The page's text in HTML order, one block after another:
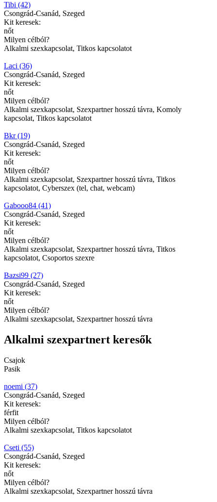
Tibi (42)
Csongrád-Csanád, Szeged
Kit keresek:
nőt
Milyen célból?
Alkalmi szexkapcsolat, Titkos kapcsolatot
Laci (36)
Csongrád-Csanád, Szeged
Kit keresek:
nőt
Milyen célból?
Alkalmi szexkapcsolat, Szexpartner hosszú távra, Komoly
kapcsolat, Titkos kapcsolatot
Bkr (19)
Csongrád-Csanád, Szeged
Kit keresek:
nőt
Milyen célból?
Alkalmi szexkapcsolat, Szexpartner hosszú távra, Titkos
kapcsolatot, Cyberszex (tel, chat, webcam)
Gabooo84 (41)
Csongrád-Csanád, Szeged
Kit keresek:
nőt
Milyen célból?
Alkalmi szexkapcsolat, Szexpartner hosszú távra, Titkos
kapcsolatot, Csoportos szexre
Bazsi99 (27)
Csongrád-Csanád, Szeged
Kit keresek:
nőt
Milyen célból?
Alkalmi szexkapcsolat, Szexpartner hosszú távra
Alkalmi szexpartnert keresők
Csajok
Pasik
noemi (37)
Csongrád-Csanád, Szeged
Kit keresek:
férfit
Milyen célból?
Alkalmi szexkapcsolat, Titkos kapcsolatot
Cseti (55)
Csongrád-Csanád, Szeged
Kit keresek:
nőt
Milyen célból?
Alkalmi szexkapcsolat, Szexpartner hosszú távra